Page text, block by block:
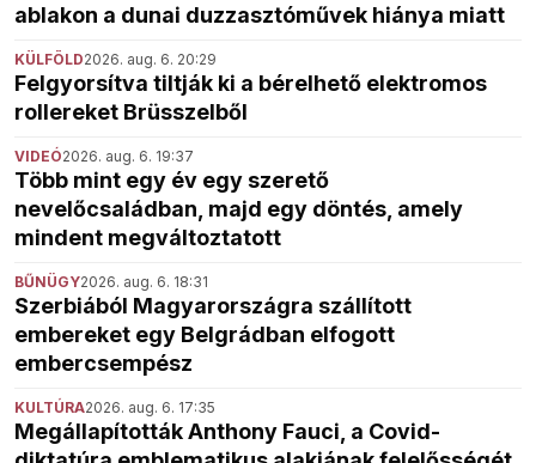
ablakon a dunai duzzasztóművek hiánya miatt
KÜLFÖLD2026. aug. 6. 20:29
Felgyorsítva tiltják ki a bérelhető elektromos
rollereket Brüsszelből
VIDEÓ2026. aug. 6. 19:37
Több mint egy év egy szerető
nevelőcsaládban, majd egy döntés, amely
mindent megváltoztatott
BŰNÜGY2026. aug. 6. 18:31
Szerbiából Magyarországra szállított
embereket egy Belgrádban elfogott
embercsempész
KULTÚRA2026. aug. 6. 17:35
Megállapították Anthony Fauci, a Covid-